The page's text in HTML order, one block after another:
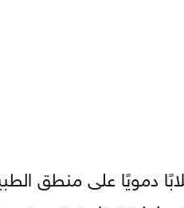
دمويًا على منطق